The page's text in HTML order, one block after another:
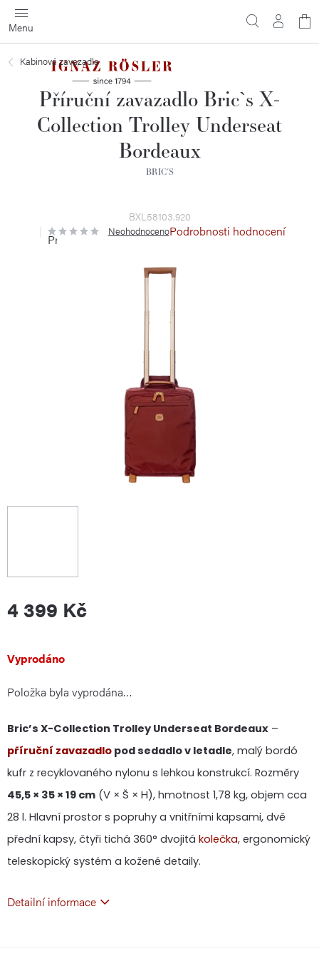
Přejít
na
obsah
Kabinová zavazadla
Příruční zavazadlo Bric`s X-
Collection Trolley Underseat
Bordeaux
BRIC´S
BXL58103.920
Průměrné
hodnocení
NeohodnocenoPodrobnosti hodnocení
4 399 Kč
Měrná
cena:
Vyprodáno
Položka byla vyprodána…
Bric’s X-Collection Trolley Underseat Bordeaux –
příruční zavazadlo pod sedadlo v letadle, malý bordó
kufr z recyklovaného nylonu s lehkou konstrukcí. Rozměry
45,5 × 35 × 19 cm (V × Š × H), hmotnost 1,78 kg, objem cca
28 l. Hlavní prostor s popruhy a vnitřními kapsami, dvě
přední kapsy, čtyři tichá 360° dvojitá kolečka, ergonomický
teleskopický systém a kožené detaily.
Detailní informace